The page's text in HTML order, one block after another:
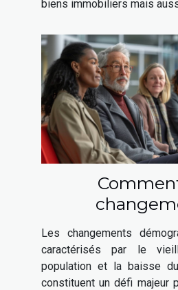
biens immobiliers mais
influencent les
de
Les changements
caractérisés par le
population et la baisse
constituent un défi majeur